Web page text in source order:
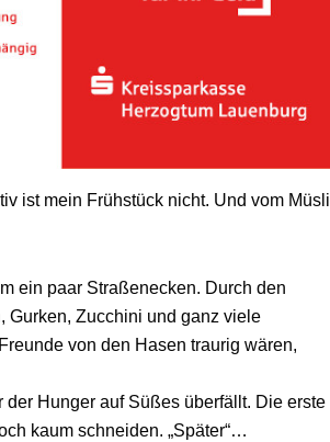
ist mein Frühstück nicht. Und vom Müsli
ein paar Straßenecken. Durch den
Gurken, Zucchini und ganz viele
von den Hasen traurig wären,
Hunger auf Süßes überfällt. Die erste
kaum schneiden. „Später“…